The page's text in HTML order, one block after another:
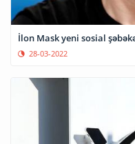
İlon Mask yeni sosial
28-03-2022